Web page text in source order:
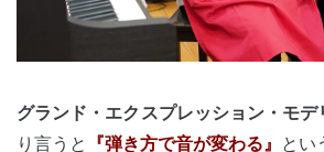
グランド・エクスプレッション・モデ
り言うと 『弾き方で音が変わる』 とい